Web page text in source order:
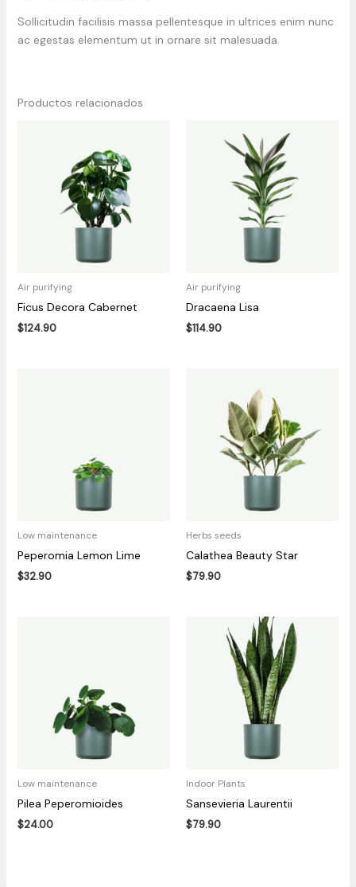
Sollicitudin facilisis massa pellentesque in ultrices enim nunc
ac egestas elementum ut in ornare sit malesuada.
Productos relacionados
Air purifying
Ficus Decora Cabernet
$124.90
Air purifying
Dracaena Lisa
$114.90
Low maintenance
Peperomia Lemon Lime
$32.90
Herbs seeds
Calathea Beauty Star
$79.90
Low maintenance
Pilea Peperomioides
$24.00
Indoor Plants
Sansevieria Laurentii
$79.90